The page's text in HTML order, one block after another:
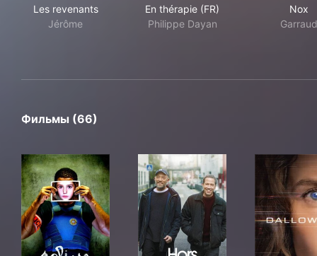
Les revenants
Jérôme
En thérapie (FR)
Philippe Dayan
Nox
Garraud
Фильмы (66)